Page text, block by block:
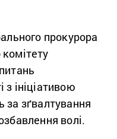
прокурора
з ініціативою
за зґвалтування
волі.